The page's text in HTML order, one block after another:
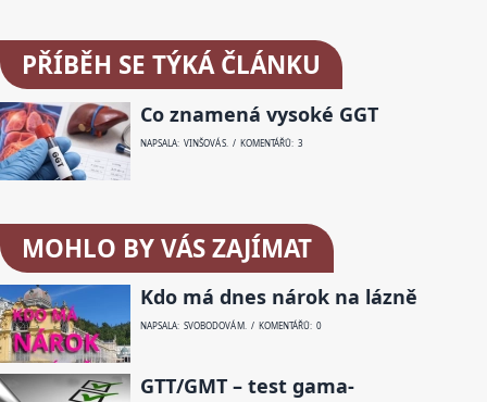
PŘÍBĚH SE TÝKÁ ČLÁNKU
Co znamená vysoké GGT
NAPSALA: VINŠOVÁ S. / KOMENTÁŘŮ: 3
MOHLO BY VÁS ZAJÍMAT
Kdo má dnes nárok na lázně
NAPSALA: SVOBODOVÁ M. / KOMENTÁŘŮ: 0
GTT/GMT – test gama-